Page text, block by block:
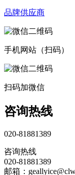
品牌供应商
手机网站（扫码）
扫码加微信
咨询热线
020-81881389
咨询热线
020-81881389
邮箱：